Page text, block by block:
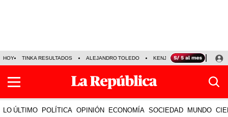
HOY TINKA RESULTADOS ALEJANDRO TOLEDO KENJI FUJIMORI
LO ÚLTIMO POLÍTICA OPINIÓN ECONOMÍA SOCIEDAD MUNDO